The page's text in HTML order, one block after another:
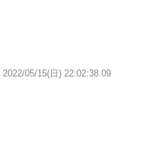
2022/05/15(日) 22:02:38.09